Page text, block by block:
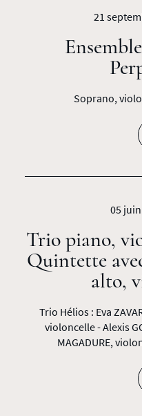
21
Soprano,
05
Trio piano,
Quintette
alto,
Trio Hélios : Eva
violoncelle - Alexis
MAGADURE,